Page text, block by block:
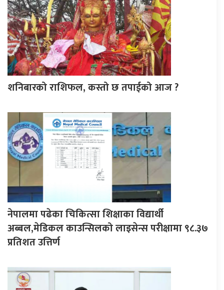
शनिबारको राशिफल, कस्तो छ तपाईको आज ?
नेपालमा पढेका चिकित्सा शिक्षाका विद्यार्थी
अब्बल,मेडिकल काउन्सिलको लाइसेन्स परीक्षामा ९८.३७
प्रतिशत उत्तिर्ण